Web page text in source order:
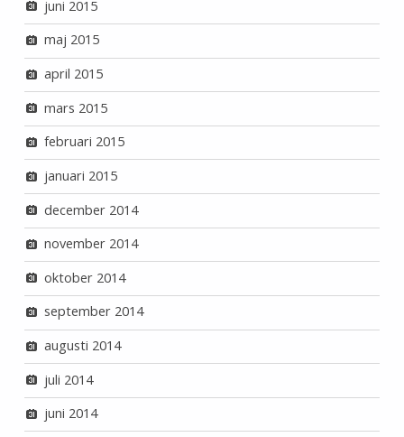
juni 2015
maj 2015
april 2015
mars 2015
februari 2015
januari 2015
december 2014
november 2014
oktober 2014
september 2014
augusti 2014
juli 2014
juni 2014